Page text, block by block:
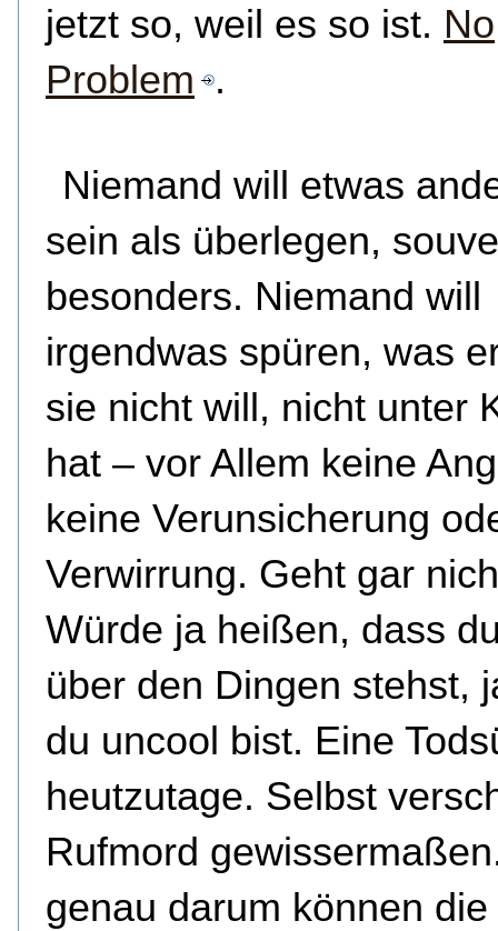
jetzt so, weil es so ist. No
Problem .
Niemand will etwas
sein als überlegen,
besonders. Niemand will
irgendwas spüren, was
sie nicht will, nicht unter
hat – vor Allem keine
keine Verunsicherung
Verwirrung. Geht gar
Würde ja heißen, dass
über den Dingen stehst,
du uncool bist. Eine
heutzutage. Selbst
Rufmord
genau darum können die